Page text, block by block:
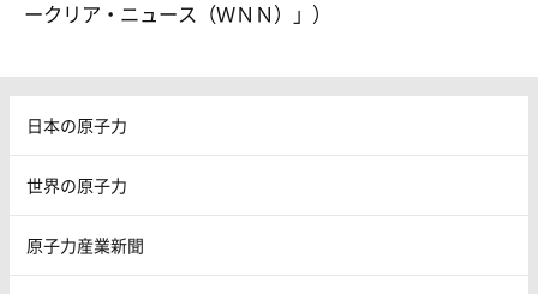
ークリア・ニュース（ＷＮＮ）」）
日本の原子力
世界の原子力
原子力産業新聞